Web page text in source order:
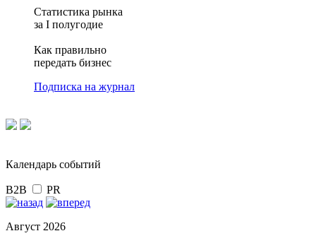
Статистика рынка
за I полугодие
Как правильно
передать бизнес
Подписка на журнал
Календарь событий
B2B PR
Август 2026